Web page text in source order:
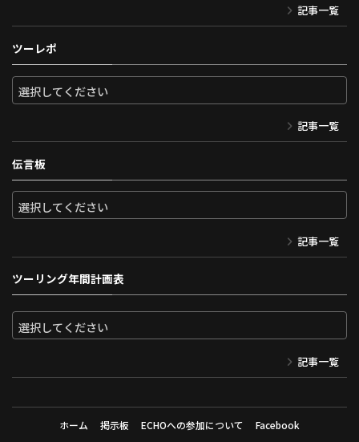
記事一覧
ツーレポ
記事一覧
伝言板
記事一覧
ツーリング年間計画表
記事一覧
ホーム 掲示板 ECHOへの参加について Facebook